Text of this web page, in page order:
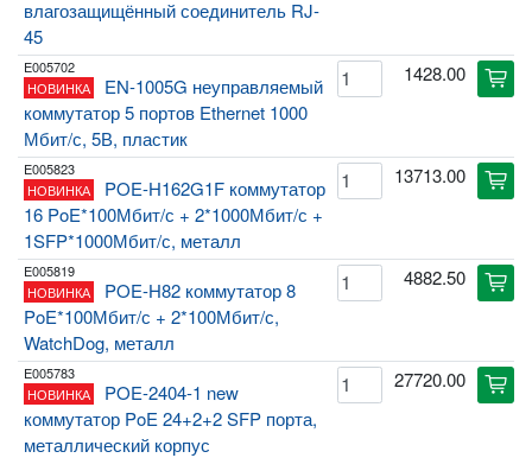
влагозащищённый соединитель RJ-
45
E005702
НОВИНКА
EN-1005G неуправляемый
коммутатор 5 портов Ethernet 1000
Мбит/с, 5В, пластик
1428.00 cart
E005823
НОВИНКА
POE-H162G1F коммутатор
16 PoE*100Мбит/с + 2*1000Мбит/с +
1SFP*1000Мбит/с, металл
13713.00 cart
E005819
НОВИНКА
POE-H82 коммутатор 8
PoE*100Мбит/с + 2*100Мбит/с,
WatchDog, металл
4882.50 cart
E005783
НОВИНКА
POE-2404-1 new
коммутатор PoE 24+2+2 SFP порта,
металлический корпус
27720.00 cart